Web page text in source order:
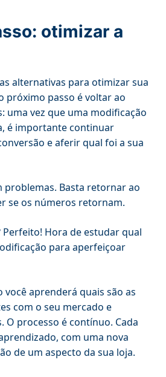
otimizar a
alternativas para otimizar sua
próximo passo é voltar ao
uma vez que uma modificação
é importante continuar
e aferir qual foi a sua
problemas. Basta retornar ao
se os números retornam.
Perfeito! Hora de estudar qual
para aperfeiçoar
você aprenderá quais são as
com o seu mercado e
O processo é contínuo. Cada
com uma nova
de um aspecto da sua loja.